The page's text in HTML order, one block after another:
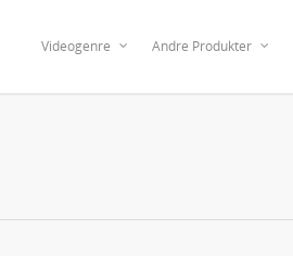
Videogenre Andre Produkter